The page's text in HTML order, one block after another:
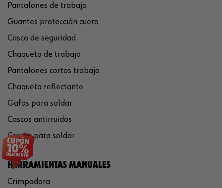
Pantalones de trabajo
Guantes protección cuero
Casco de seguridad
Chaqueta de trabajo
Pantalones cortos trabajo
Chaqueta reflectante
Gafas para soldar
Cascos antirruidos
Careta para soldar
HERRAMIENTAS MANUALES
Crimpadora